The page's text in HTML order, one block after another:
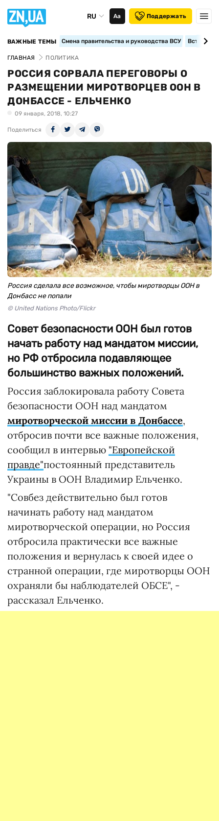
RU Аа Поддержать
ВАЖНЫЕ ТЕМЫ Смена правительства и руководства ВСУ
ГЛАВНАЯ ПОЛИТИКА
РОССИЯ СОРВАЛА ПЕРЕГОВОРЫ О
РАЗМЕЩЕНИИ МИРОТВОРЦЕВ ООН В
ДОНБАССЕ - ЕЛЬЧЕНКО
09 января, 2018, 10:27
Поделиться
Россия сделала все возможное, чтобы миротворцы ООН в
Донбасс не попали
© United Nations Photo/Flickr
Совет безопасности ООН был готов
начать работу над мандатом миссии,
но РФ отбросила подавляющее
большинство важных положений.
Россия заблокировала работу Совета
безопасности ООН над мандатом
миротворческой миссии в Донбассе,
отбросив почти все важные положения,
сообщил в интервью "Европейской
правде"постоянный представитель
Украины в ООН Владимир Ельченко.
"Совбез действительно был готов
начинать работу над мандатом
миротворческой операции, но Россия
отбросила практически все важные
положения и вернулась к своей идее о
странной операции, где миротворцы ООН
охраняли бы наблюдателей ОБСЕ", -
рассказал Ельченко.